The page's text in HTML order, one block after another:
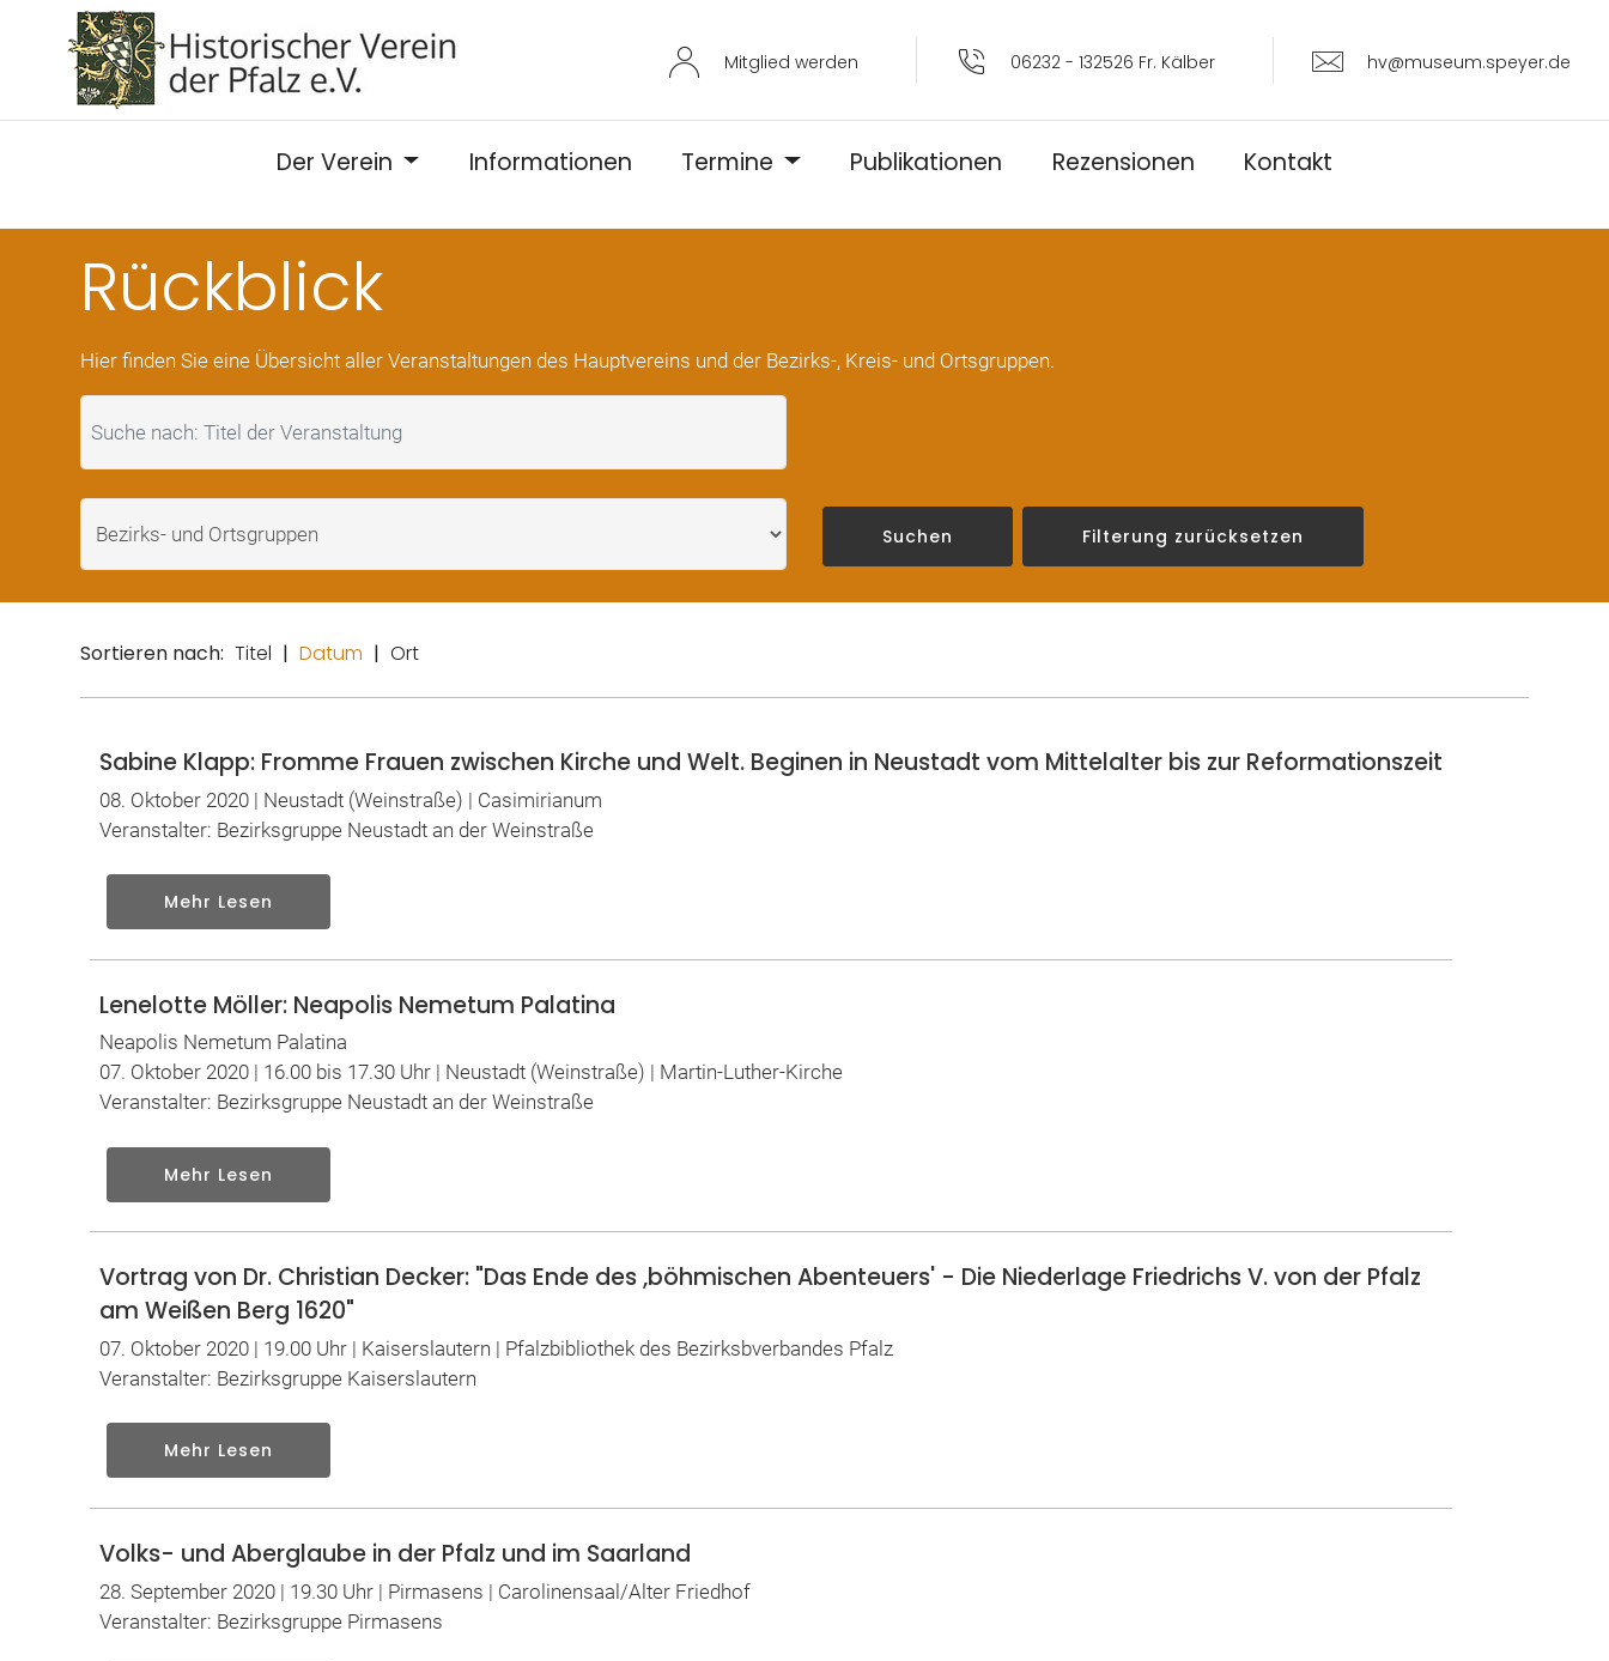
Mitglied werden 06232 - 132526 Fr. Kälber hv@museum.speyer.de
Der Verein Informationen Termine Publikationen Rezensionen Kontakt
Rückblick
Hier finden Sie eine Übersicht aller Veranstaltungen des Hauptvereins und der Bezirks-, Kreis- und Ortsgruppen.
Suchen Filterung zurücksetzen
Sortieren nach: Titel | Datum | Ort
Sabine Klapp: Fromme Frauen zwischen Kirche und Welt. Beginen in Neustadt vom Mittelalter bis zur Reformationszeit
08. Oktober 2020 | Neustadt (Weinstraße) | Casimirianum
Veranstalter: Bezirksgruppe Neustadt an der Weinstraße
Mehr Lesen
Lenelotte Möller: Neapolis Nemetum Palatina
Neapolis Nemetum Palatina
07. Oktober 2020 | 16.00 bis 17.30 Uhr | Neustadt (Weinstraße) | Martin-Luther-Kirche
Veranstalter: Bezirksgruppe Neustadt an der Weinstraße
Mehr Lesen
Vortrag von Dr. Christian Decker: "Das Ende des ,böhmischen Abenteuers' - Die Niederlage Friedrichs V. von der Pfalz
am Weißen Berg 1620"
07. Oktober 2020 | 19.00 Uhr | Kaiserslautern | Pfalzbibliothek des Bezirksbverbandes Pfalz
Veranstalter: Bezirksgruppe Kaiserslautern
Mehr Lesen
Volks- und Aberglaube in der Pfalz und im Saarland
28. September 2020 | 19.30 Uhr | Pirmasens | Carolinensaal/Alter Friedhof
Veranstalter: Bezirksgruppe Pirmasens